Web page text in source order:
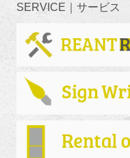
SERVICE｜サービス